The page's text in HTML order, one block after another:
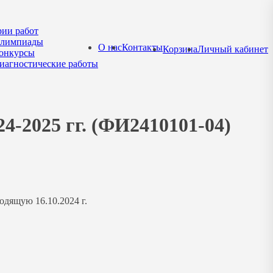
работ
работы
О насКонтактыКорзинаЛичный кабинет
2025 гг. (ФИ2410101-04)
16.10.2024 г.